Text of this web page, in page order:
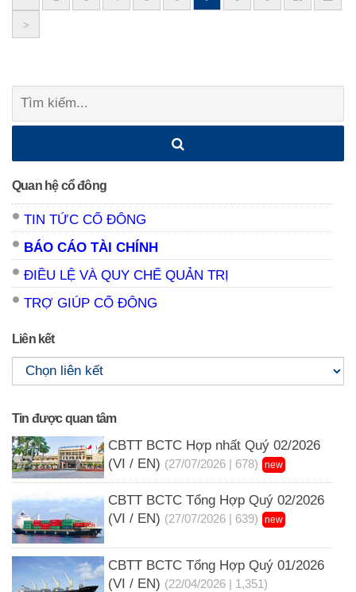
Posts
navigation
>
Tìm
Quan hệ cổ đông
TIN TỨC CỔ ĐÔNG
BÁO CÁO TÀI CHÍNH
ĐIỀU LỆ VÀ QUY CHẾ QUẢN TRỊ
TRỢ GIÚP CỔ ĐÔNG
Liên kết
Tin được quan tâm
CBTT BCTC Hợp nhất Quý 02/2026
(VI / EN) (27/07/2026 | 678) new
CBTT BCTC Tổng Hợp Quý 02/2026
(VI / EN) (27/07/2026 | 639) new
CBTT BCTC Tổng Hợp Quý 01/2026
(VI / EN) (22/04/2026 | 1,351)